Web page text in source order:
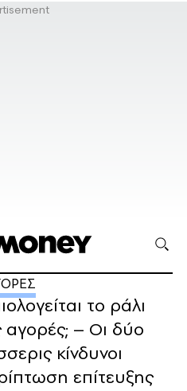
το ράλι
αγορές; – Oι δύο
κίνδυνοι
επίτευξης